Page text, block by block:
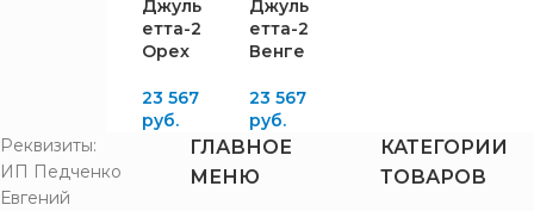
Джуль
етта-2
Орех
23 567
руб.
Джуль
етта-2
Венге
23 567
руб.
Реквизиты:
ИП Педченко
Евгений
ГЛАВНОЕ
МЕНЮ
КАТЕГОРИИ
ТОВАРОВ